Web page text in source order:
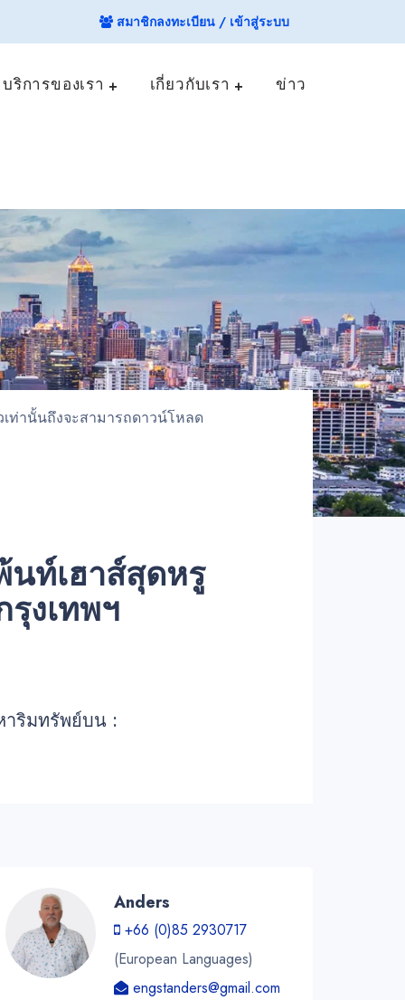
สมาชิกลงทะเบียน / เข้าสู่ระบบ
บริการของเรา เกี่ยวกับเรา ข่าว
ท่านั้นถึงจะสามารถดาวน์โหลด
นท์เฮาส์สุดหรู
รุงเทพฯ
าริมทรัพย์บน :
Anders
+66 (0)85 2930717
(European Languages)
engstanders@gmail.com